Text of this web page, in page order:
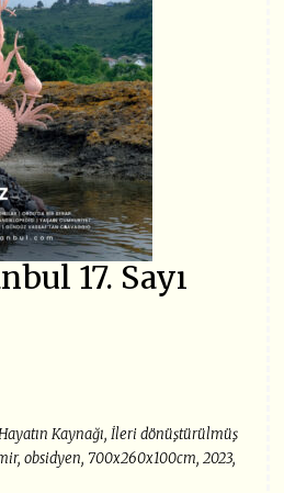
17. Sayı
Kaynağı, İleri dönüştürülmüş
obsidyen, 700x260x100cm, 2023,